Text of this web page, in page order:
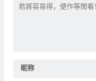
昵称